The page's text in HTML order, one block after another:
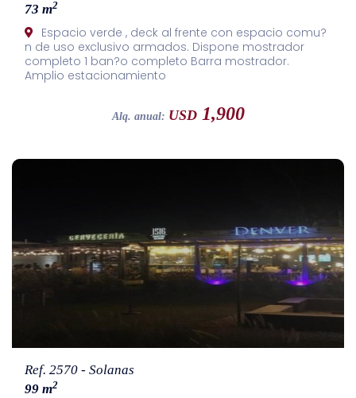
73 m2
Espacio verde , deck al frente con espacio comu?
n de uso exclusivo armados. Dispone mostrador
completo 1 ban?o completo Barra mostrador.
Amplio estacionamiento
Alq. anual: USD1,900
Ref. 2570 - Solanas
99 m2